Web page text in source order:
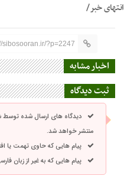
انتهای خبر/
sibosooran.ir/?p=2247
اخبار مشابه
ثبت دیدگاه
دیدگاه های ارسال شده توسط
منتشر خواهد شد.
پیام هایی که حاوی تهمت یا
پیام هایی که به غیر از زبان